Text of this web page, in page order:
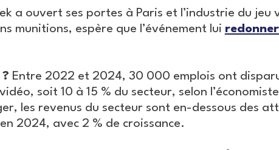
a ouvert ses portes à Paris et l’industrie du jeu
munitions, espère que l’événement lui
Entre 2022 et 2024, 30 000 emplois ont
soit 10 à 15 % du secteur, selon
les revenus du secteur sont en-dessous des
2024, avec 2 % de croissance.